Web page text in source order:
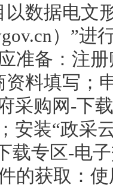
以数据电文
）”
准备：注
资料填写；
采购网-下
安装“政采
载专区-电
的获取：